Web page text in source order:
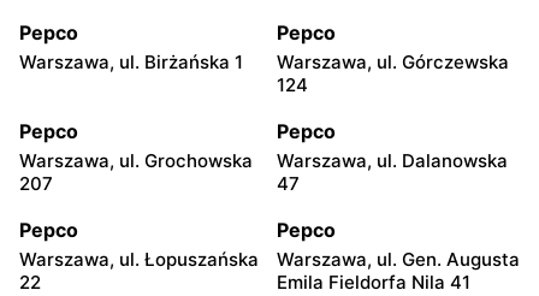
Pepco
Warszawa, ul. Birżańska 1
Pepco
Warszawa, ul. Górczewska
124
Pepco
Warszawa, ul. Grochowska
207
Pepco
Warszawa, ul. Dalanowska
47
Pepco
Warszawa, ul. Łopuszańska
22
Pepco
Warszawa, ul. Gen. Augusta
Emila Fieldorfa Nila 41